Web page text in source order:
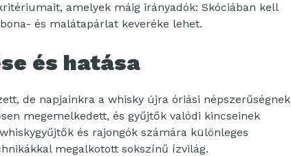
amelyek máig irányadók: Skóciában kell
és malátapárlat keveréke lehet.
és hatása
de napjainkra a whisky újra óriási népszerűségnek
megemelkedett, és gyűjtők valódi kincseinek
és rajongók számára különleges
megalkotott sokszínű ízvilág.